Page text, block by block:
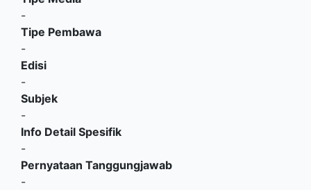
-
Tipe Pembawa
-
Edisi
-
Subjek
-
Info Detail Spesifik
-
Pernyataan Tanggungjawab
-